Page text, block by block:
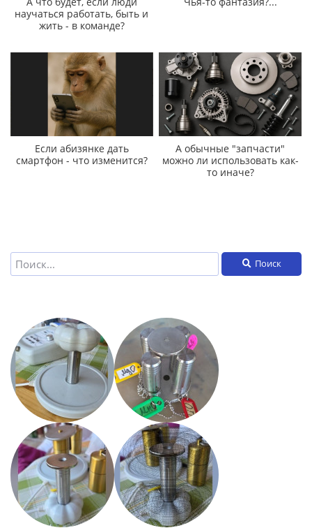
научаться работать, быть и
жить - в команде?
Если абизянке дать
смартфон - что изменится?
А обычные "запчасти"
можно ли использовать как-
то иначе?
Поиск